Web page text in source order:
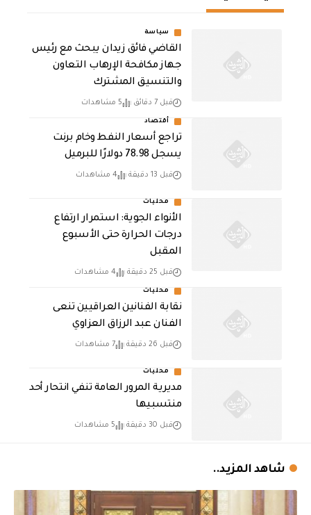
سياسة
القاضي فائق زيدان يبحث مع رئيس
جهاز مكافحة الإرهاب التعاون
والتنسيق المشترك
قبل 7 دقائق 5 مشاهدات
أقتصاد
تراجع أسعار النفط وخام برنت
يسجل 78.98 دولارًا للبرميل
قبل 13 دقيقة 4 مشاهدات
محليات
الأنواء الجوية: استمرار ارتفاع
درجات الحرارة حتى الأسبوع
المقبل
قبل 25 دقيقة 4 مشاهدات
محليات
نقابة الفنانين العراقيين تنعى
الفنان عبد الرزاق العزاوي
قبل 26 دقيقة 7 مشاهدات
محليات
مديرية المرور العامة تنفي انتحار أحد
منتسبيها
قبل 30 دقيقة 5 مشاهدات
شاهد المزيد..